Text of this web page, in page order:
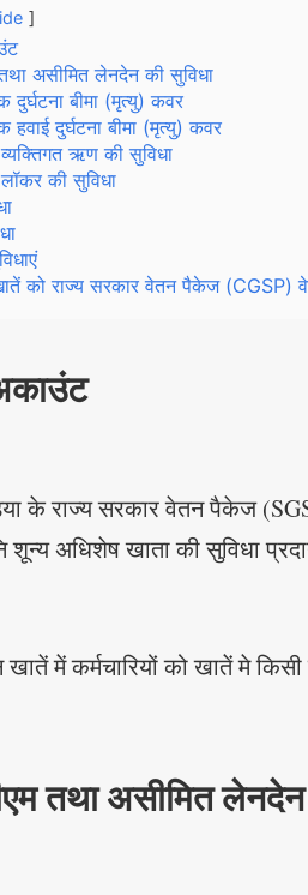
असीमित लेनदेन की सुविधा
दुर्घटना बीमा (मृत्यु) कवर
हवाई दुर्घटना बीमा (मृत्यु) कवर
ऋण की सुविधा
की सुविधा
को राज्य सरकार वेतन पैकेज
के राज्य सरकार वेतन पैकेज
अधिशेष खाता की सुविधा
में कर्मचारियों को खातें मे
तथा असीमित